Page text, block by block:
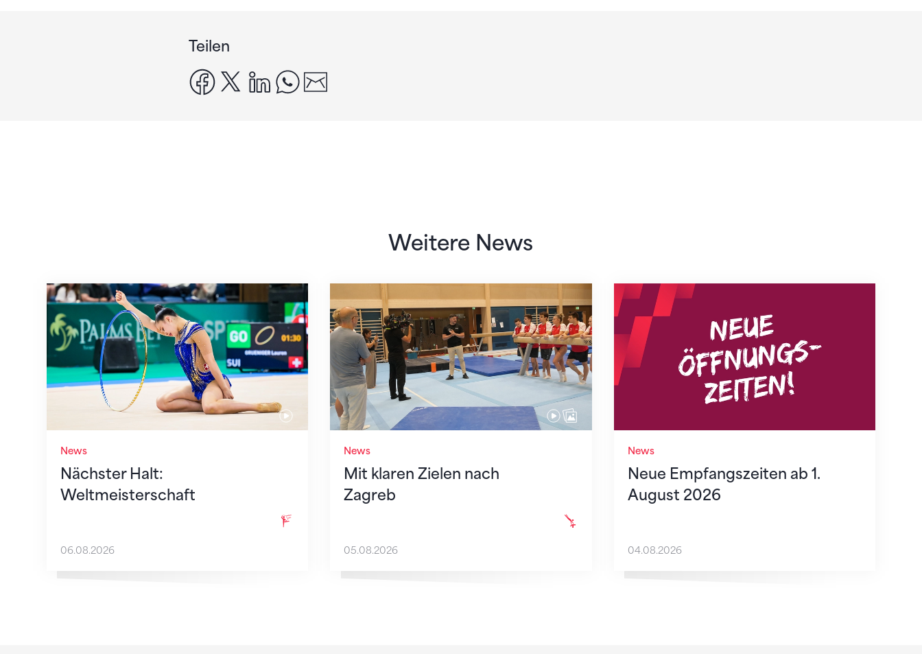
Teilen
facebook
x linkedinwhatsapp
Weitere News
News
Nächster Halt:
Weltmeisterschaft
Nächster Halt: Weltmeisterschaft
06.08.2026
News
Mit klaren Zielen nach
Zagreb
Mit klaren Zielen nach Zagreb
05.08.2026
News
Neue Empfangszeiten ab 1.
August 2026
Neue Empfangszeiten ab 1. August 2026
04.08.2026